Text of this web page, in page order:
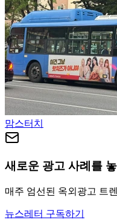
맘스터치
새로운 광고 사례를
매주 엄선된 옥외광고 트
뉴스레터 구독하기